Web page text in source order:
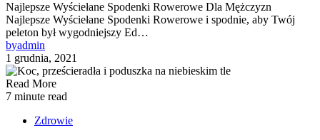
Najlepsze Wyściełane Spodenki Rowerowe Dla Mężczyzn
Najlepsze Wyściełane Spodenki Rowerowe i spodnie, aby Twój
peleton był wygodniejszy Ed…
byadmin
1 grudnia, 2021
Read More
7 minute read
Zdrowie